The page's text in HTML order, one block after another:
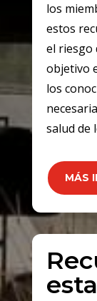
los
estos
el riesgo
objetivo
los
salud de
MÁS